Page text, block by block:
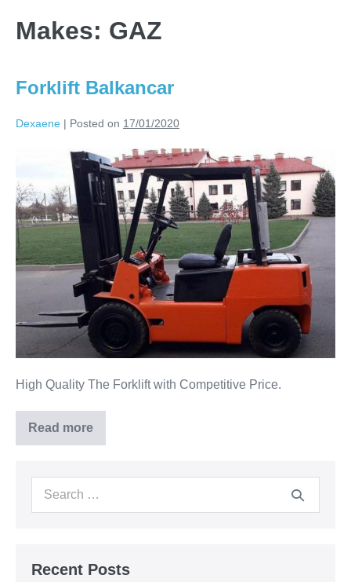
Makes: GAZ
Forklift Balkancar
Dexaene | Posted on 17/01/2020
High Quality The Forklift with Competitive Price.
Read more
Recent Posts